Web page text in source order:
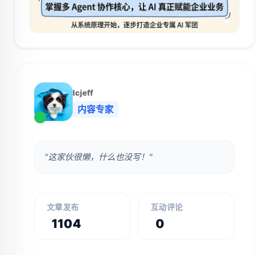
lcjeff
内容专家
"这家伙很懒，什么也没写！"
文章发布
1104
互动评论
0